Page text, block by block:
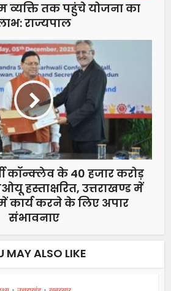
तक पहुंचे योजना का
राज्यपाल
कॉन्क्लेव के 40 हजार करोड़
हस्ताक्षरित, उत्तराखण्ड में
में कार्य करने के लिए अपार
संभावनाए
MAY ALSO LIKE